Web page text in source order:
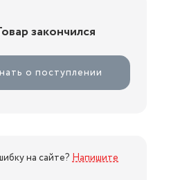
закончился
о поступлении
на сайте?Напишите